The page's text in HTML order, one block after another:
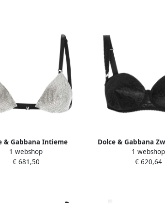
& Gabbana Intieme
Collectie Gray Dames
1 webshop
€ 681,50
Dolce & Gabbana
Damesondergoed
1 webshop
€ 620,64